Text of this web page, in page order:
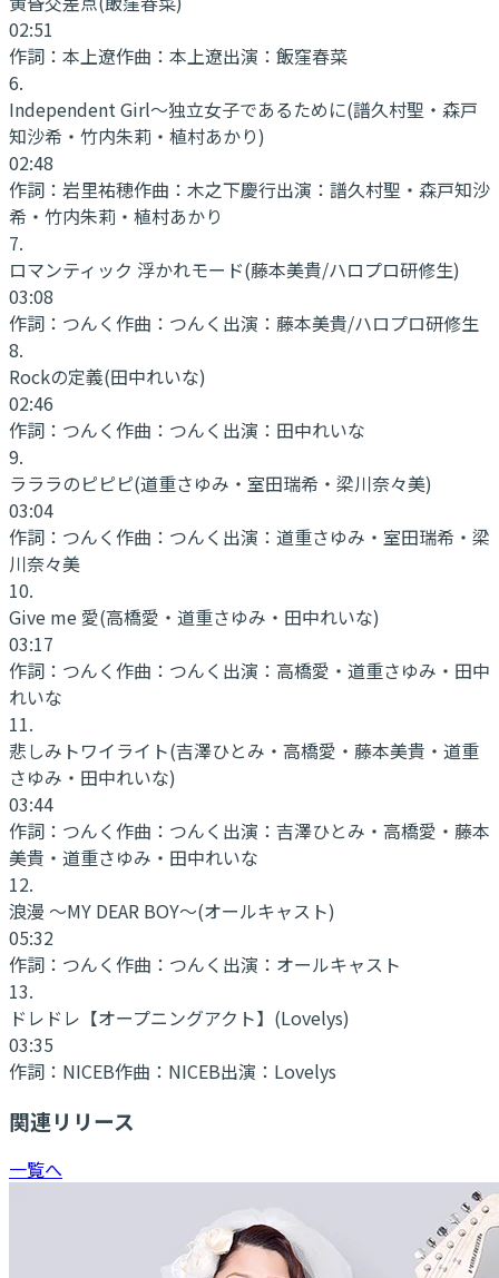
02:51
作詞： 本上遼作曲： 本上遼出演： 飯窪春菜
6.
Independent Girl～独立女子であるために(譜久村聖・森戸
知沙希・竹内朱莉・植村あかり)
02:48
作詞： 岩里祐穂作曲： 木之下慶行出演： 譜久村聖・森戸知沙
希・竹内朱莉・植村あかり
7.
ロマンティック 浮かれモード(藤本美貴/ハロプロ研修生)
03:08
作詞： つんく作曲： つんく 出演： 藤本美貴/ハロプロ研修生
8.
Rockの定義(田中れいな)
02:46
作詞： つんく作曲： つんく 出演： 田中れいな
9.
ラララのピピピ(道重さゆみ・室田瑞希・梁川奈々美)
03:04
作詞： つんく作曲： つんく 出演： 道重さゆみ・室田瑞希・梁
川奈々美
10.
Give me 愛(高橋愛・道重さゆみ・田中れいな)
03:17
作詞： つんく作曲： つんく 出演： 高橋愛・道重さゆみ・田中
れいな
11.
悲しみトワイライト(吉澤ひとみ・高橋愛・藤本美貴・道重
さゆみ・田中れいな)
03:44
作詞： つんく作曲： つんく 出演： 吉澤ひとみ・高橋愛・藤本
美貴・道重さゆみ・田中れいな
12.
浪漫 ～MY DEAR BOY～(オールキャスト)
05:32
作詞： つんく作曲： つんく 出演： オールキャスト
13.
ドレドレ 【オープニングアクト】(Lovelys)
03:35
作詞： NICEB作曲： NICEB出演： Lovelys
関連リリース
一覧へ